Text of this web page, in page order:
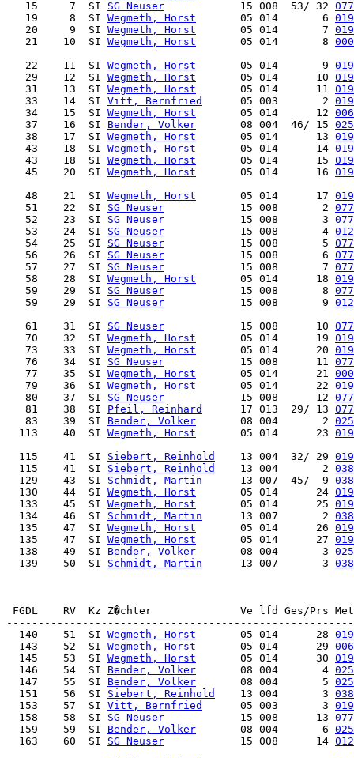
   15     7  SI
SG Neuser
            15 008  53/ 32
   19     8  SI
Wegmeth, Horst
       05 014       6
   20     9  SI
Wegmeth, Horst
       05 014       7
   21    10  SI
Wegmeth, Horst
       05 014       8
   22    11  SI
Wegmeth, Horst
       05 014       9
   29    12  SI
Wegmeth, Horst
       05 014      10
   31    13  SI
Wegmeth, Horst
       05 014      11
   33    14  SI
Vitt, Bernfried
      05 003       2
   34    15  SI
Wegmeth, Horst
       05 014      12
   37    16  SI
Bender, Volker
       08 004  46/ 15
   38    17  SI
Wegmeth, Horst
       05 014      13
   43    18  SI
Wegmeth, Horst
       05 014      14
   43    18  SI
Wegmeth, Horst
       05 014      15
   45    20  SI
Wegmeth, Horst
       05 014      16
   48    21  SI
Wegmeth, Horst
       05 014      17
   51    22  SI
SG Neuser
            15 008       2
   52    23  SI
SG Neuser
            15 008       3
   53    24  SI
SG Neuser
            15 008       4
   54    25  SI
SG Neuser
            15 008       5
   56    26  SI
SG Neuser
            15 008       6
   57    27  SI
SG Neuser
            15 008       7
   58    28  SI
Wegmeth, Horst
       05 014      18
   59    29  SI
SG Neuser
            15 008       8
   59    29  SI
SG Neuser
            15 008       9
   61    31  SI
SG Neuser
            15 008      10
   70    32  SI
Wegmeth, Horst
       05 014      19
   73    33  SI
Wegmeth, Horst
       05 014      20
   76    34  SI
SG Neuser
            15 008      11
   77    35  SI
Wegmeth, Horst
       05 014      21
   79    36  SI
Wegmeth, Horst
       05 014      22
   80    37  SI
SG Neuser
            15 008      12
   81    38  SI
Pfeil, Reinhard
      17 013  29/ 13
   83    39  SI
Bender, Volker
       08 004       2
  113    40  SI
Wegmeth, Horst
       05 014      23
  115    41  SI
Siebert, Reinhold
    13 004  32/ 29
  115    41  SI
Siebert, Reinhold
    13 004       2
  129    43  SI
Schmidt, Martin
      13 007  45/  9
  130    44  SI
Wegmeth, Horst
       05 014      24
  133    45  SI
Wegmeth, Horst
       05 014      25
  134    46  SI
Schmidt, Martin
      13 007       2
  135    47  SI
Wegmeth, Horst
       05 014      26
  135    47  SI
Wegmeth, Horst
       05 014      27
  138    49  SI
Bender, Volker
       08 004       3
  139    50  SI
Schmidt, Martin
      13 007       3
FGDL    RV  Kz Z�chter              Ve lfd Ges/Prs
  140    51  SI
Wegmeth, Horst
       05 014      28
  143    52  SI
Wegmeth, Horst
       05 014      29
  145    53  SI
Wegmeth, Horst
       05 014      30
  146    54  SI
Bender, Volker
       08 004       4
  147    55  SI
Bender, Volker
       08 004       5
  151    56  SI
Siebert, Reinhold
    13 004       3
  153    57  SI
Vitt, Bernfried
      05 003       3
  158    58  SI
SG Neuser
            15 008      13
  159    59  SI
Bender, Volker
       08 004       6
  163    60  SI
SG Neuser
            15 008      14